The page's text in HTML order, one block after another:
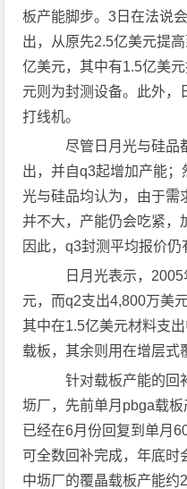
板产能脚步。3日在法说
出，从原先2.5亿美元提
亿美元，其中有1.5亿美
元则为封测设备。此外，
打线机。
尽管日月光与硅品
出，并自q3起增加产能；
光与硅品均认为，由于需
并不大，产能仍会吃紧，
因此，q3封测平均报价仍
日月光表示，2005
元，而q2支出4,800万美
其中在1.5亿美元材料支
载板，其余则用在增层式
针对载板产能的回
坜厂，先前单月pbga载板
已经在6月份回复到单月
可全数回补完成，年底时
中坜厂的覆晶载板产能约